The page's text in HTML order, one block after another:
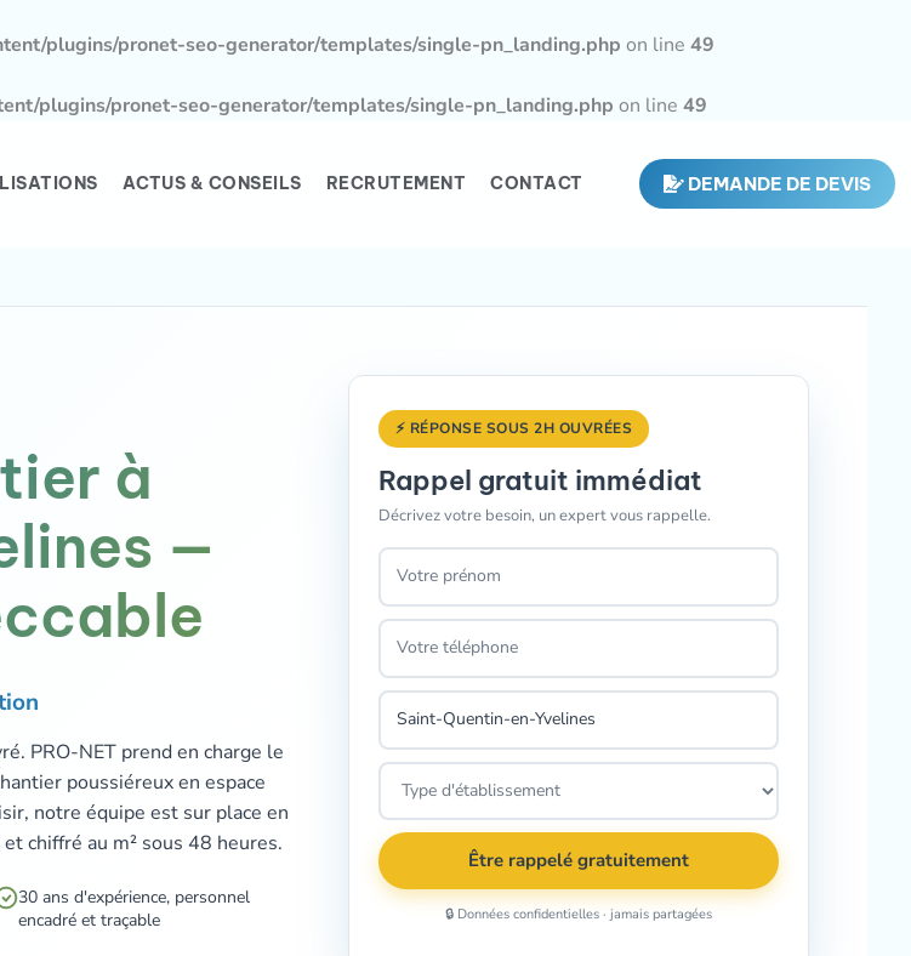
plugins/pronet-seo-generator/templates/single-pn_landing.php on line 49
plugins/pronet-seo-generator/templates/single-pn_landing.php on line 49
ACTUS & CONSEILS RECRUTEMENT CONTACT DEMANDE DE DEVIS
à
—
PRO-NET prend en charge le
poussiéreux en espace
notre équipe est sur place en
chiffré au m² sous 48 heures.
30 ans d'expérience, personnel
encadré et traçable
⚡ RÉPONSE SOUS 2H OUVRÉES
Rappel gratuit immédiat
Décrivez votre besoin, un expert vous rappelle.
Être rappelé gratuitement
🔒 Données confidentielles · jamais partagées